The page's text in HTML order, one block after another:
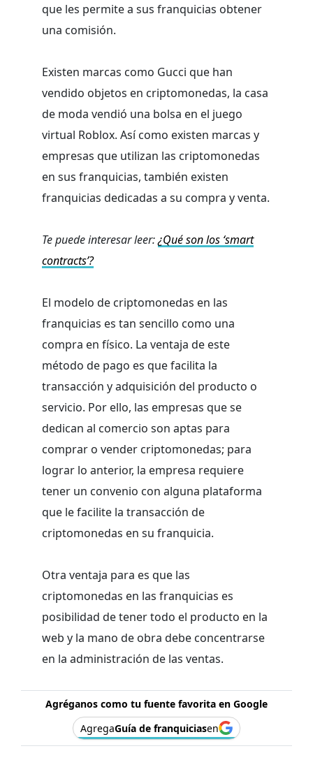
que les permite a sus franquicias obtener
una comisión.
Existen marcas como Gucci que han
vendido objetos en criptomonedas, la casa
de moda vendió una bolsa en el juego
virtual Roblox. Así como existen marcas y
empresas que utilizan las criptomonedas
en sus franquicias, también existen
franquicias dedicadas a su compra y venta.
Te puede interesar leer:¿Qué son los ‘smart
contracts’?
El modelo de criptomonedas en las
franquicias es tan sencillo como una
compra en físico. La ventaja de este
método de pago es que facilita la
transacción y adquisición del producto o
servicio. Por ello, las empresas que se
dedican al comercio son aptas para
comprar o vender criptomonedas; para
lograr lo anterior, la empresa requiere
tener un convenio con alguna plataforma
que le facilite la transacción de
criptomonedas en su franquicia.
Otra ventaja para es que las
criptomonedas en las franquicias es
posibilidad de tener todo el producto en la
web y la mano de obra debe concentrarse
en la administración de las ventas.
Agréganos como tu fuente favorita en Google
AgregaGuía de franquiciasen